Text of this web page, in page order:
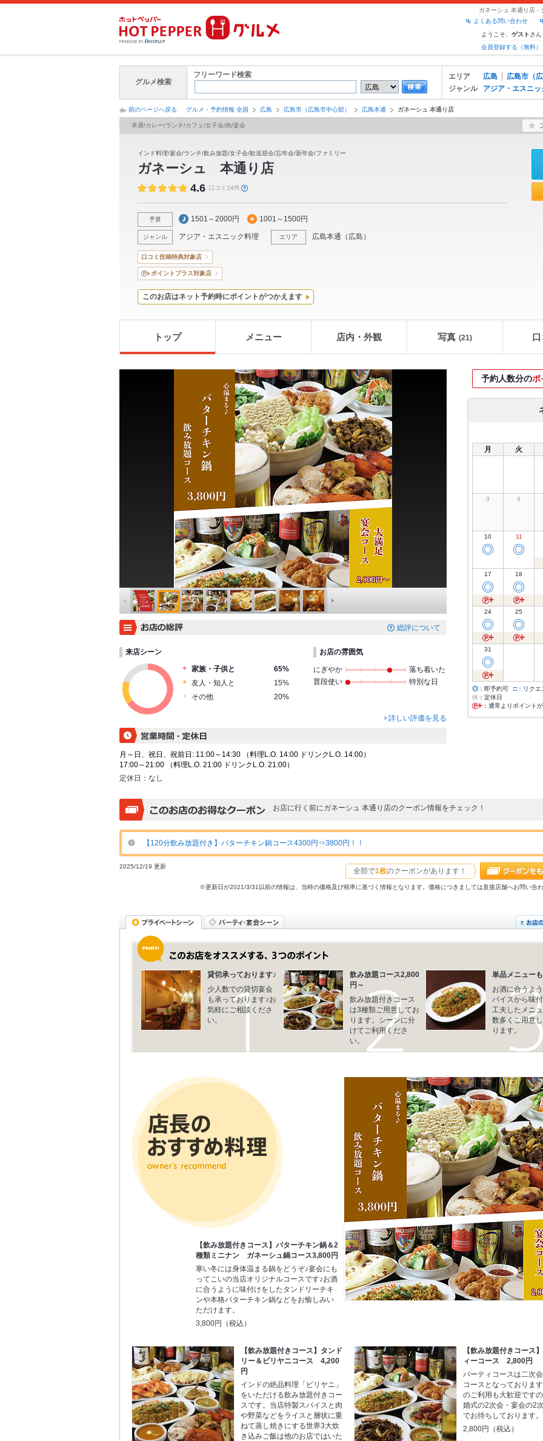
ガネーシュ 本通り店 -
よくある問い合わせ
ようこそ、 ゲスト さん
会員登録する（無料）
グルメ検索
フリーワード検索 エリア 広島
広島市（
ジャンル
アジア・エスニッ
前のページへ戻る グルメ・予約情報 全国 広島 広島市（広島市中心部） 広島本通 ガネーシュ 本通り店
本通/カレー/ランチ/カフェ/女子会/肉/宴会
インド料理/宴会/ランチ/飲み放題/女子会/歓送迎会/忘年会/新年会/ファミリー
ガネーシュ 本通り店
4.6 口コミ24件
予算 1501～2000円 1001～1500円
ジャンル アジア・エスニック料理 エリア 広島本通 （ 広島 ）
口コミ投稿特典対象店
ポイントプラス対象店
このお店はネット予約時にポイントがつかえます
トップ メニュー 店内・外観 写真 (21)
総評について
来店シーン
家族・子供と
65%
友人・知人と
15%
その他
20%
お店の雰囲気
にぎやか
落ち着いた
普段使い
特別な日
詳しい評価を見る
月～日、祝日、祝前日: 11:00～14:30 （料理L.O. 14:00 ドリンクL.O. 14:00）
17:00～21:00 （料理L.O. 21:00 ドリンクL.O. 21:00）
定休日： なし
予約人数分のポ
月 火
3 4
10
◎
11
◎
17
◎
18
◎
24
◎
25
◎
31
◎
◎ ：即予約可 □ ：リク
休 ：定休日
：通常よりポイント
お店に行く前にガネーシュ 本通り店のクーポン情報をチェック！
【120分飲み放題付き】バターチキン鍋コース4300円⇒3800円！！
全部で1枚のクーポンがあります！
2025/12/19 更新
※更新日が2021/3/31以前の情報は、当時の価格及び税率に基づく情報となります。価格につきましては直接店舗へお問い合
貸切承っております♪
少人数での貸切宴会
も承っております♪お
気軽にご相談くださ
い。
飲み放題コース2,800
円～
飲み放題付きコース
は3種類ご用意してお
ります。シーンに分
けてご利用くださ
い。
単品メニュー
お酒に合うよ
パイスから味
工夫したメニ
数多くご用意
ります。
【飲み放題付きコース】バターチキン鍋＆2
種類ミニナン ガネーシュ鍋コース3,800円
寒い冬には身体温まる鍋をどうぞ♪宴会にも
ってこいの当店オリジナルコースです♪お酒
に合うように味付けをしたタンドリーチキ
ンや本格バターチキン鍋などをお愉しみい
ただけます。
3,800円（税込）
【飲み放題付きコース】タンド
リー＆ビリヤニコース 4,200
円
インドの絶品料理「ビリヤニ」
をいただける飲み放題付きコー
スです。当店特製スパイスと肉
や野菜などをライスと層状に重
ねて蒸し焼きにする世界3大炊
き込みご飯は他のお店ではいた
【飲み放題付きコース
ィーコース 2,800円
パーティコースは二次
コースとなっておりま
のご利用も大歓迎です
婚式の2次会・宴会の2
でお待ちしております。
2,800円（税込）